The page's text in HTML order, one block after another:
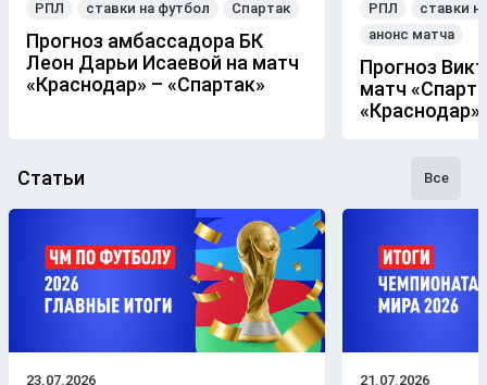
РПЛ
ставки на футбол Спартак
Прогноз амбассадора БК
Леон Дарьи Исаевой на матч
«Краснодар» – «Спартак»
РПЛ
ставки
анонс матча
Прогноз
матч
«Краснодар»
Статьи Все
23.07.2026
21.07.2026